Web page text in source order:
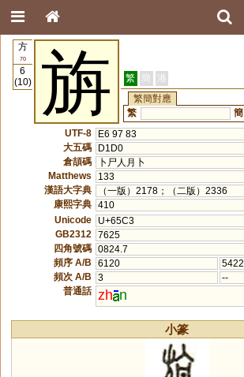
方
70
6
(10)
旃 繁 簡 港
繁簡對應
繁
簡
UTF-8
E6 97 83
大五碼
D1D0
倉頡碼
卜尸人月卜
Matthews
133
漢語大字典
（一版）2178；（二版）2336
康熙字典 410
Unicode
U+65C3
GB2312
7625
四角號碼 0824.7
頻序 A/B
6120
5422
頻次 A/B
3
--
普通話 zh n
小篆